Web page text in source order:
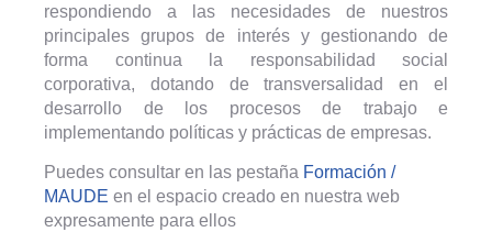
respondiendo a las necesidades de nuestros
principales grupos de interés y gestionando de
forma continua la responsabilidad social
corporativa, dotando de transversalidad en el
desarrollo de los procesos de trabajo e
implementando políticas y prácticas de empresas.
Puedes consultar en las pestaña Formación /
MAUDE en el espacio creado en nuestra web
expresamente para ellos